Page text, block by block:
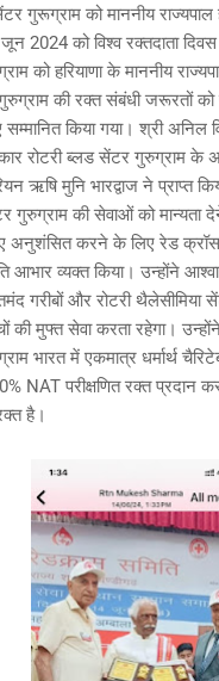
गुरूग्राम को माननीय राज्यपाल
2024 को विश्व रक्तदाता
को हरियाणा के माननीय
गुरुग्राम की रक्त संबंधी जरूरतों
सम्मानित किया गया। श्री
रोटरी ब्लड सेंटर गुरुग्राम के
ऋषि मुनि भारद्वाज ने प्राप्त
गुरुग्राम की सेवाओं को मान्यता
अनुशंसित करने के लिए रेड क्रॉस
आभार व्यक्त किया। उन्होंने
गरीबों और रोटरी थैलेसीमिया
की मुफ्त सेवा करता रहेगा।
भारत में एकमात्र धर्मार्थ
NAT परीक्षणित रक्त प्रदान
है।